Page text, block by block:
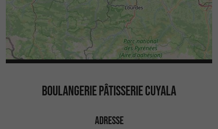
BOULANGERIE PÂTISSERIE CUYALA
ADRESSE